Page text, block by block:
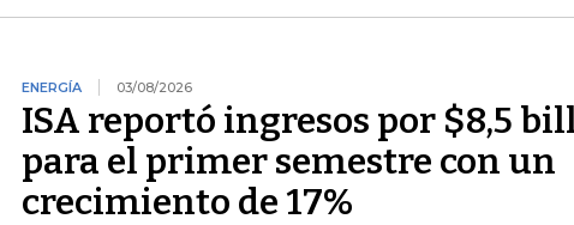
ENERGÍA 03/08/2026
ISA reportó ingresos por $8,5
para el primer semestre con un
crecimiento de 17%